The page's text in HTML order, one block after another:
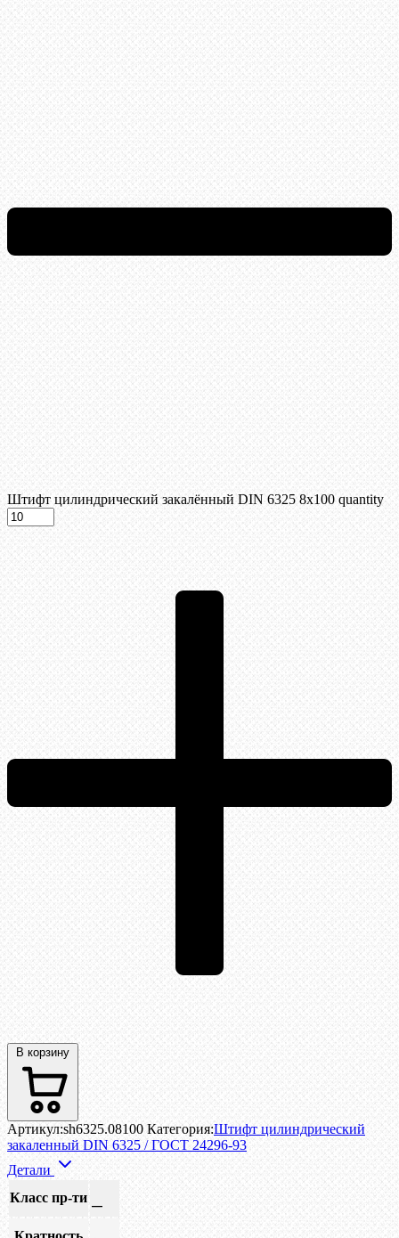
Штифт цилиндрический закалённый DIN 6325 8х100 quantity
В корзину
Артикул:sh6325.08100 Категория:Штифт цилиндрический
закаленный DIN 6325 / ГОСТ 24296-93
Детали
Класс пр-ти —